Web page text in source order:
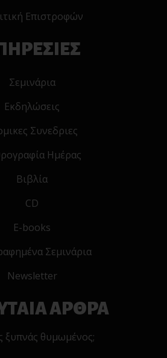
Επιστροφών
Σεμινάρια
Εκδηλώσεις
Συνεδριες
Ημέρας
Βιβλία
CD
E-books
Σεμινάρια
Newsletter
ΑΡΘΡΑ
θυμωμένος;